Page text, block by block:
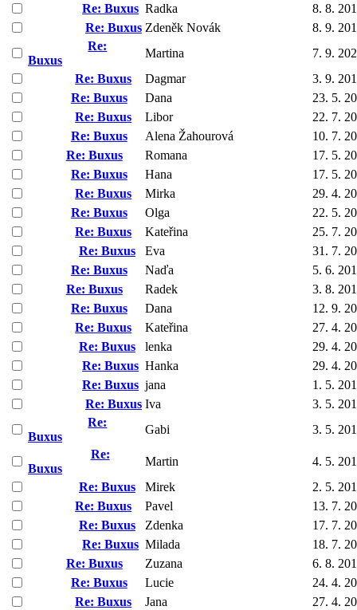
Re: Buxus Radka
8. 8.
Re: Buxus Zdeněk Novák
8. 9.
Re:
Buxus
Martina
7. 9.
Re: Buxus
Dagmar
3. 9.
Re: Buxus
Dana
23. 5.
Re: Buxus
Libor
22. 7.
Re: Buxus
Alena Žahourová
10. 7.
Re: Buxus
Romana
17. 5.
Re: Buxus
Hana
17. 5.
Re: Buxus
Mirka
29. 4.
Re: Buxus
Olga
22. 5.
Re: Buxus
Kateřina
25. 7.
Re: Buxus
Eva
31. 7.
Re: Buxus
Naďa
5. 6.
Re: Buxus
Radek
3. 8.
Re: Buxus
Dana
12. 9.
Re: Buxus
Kateřina
27. 4.
Re: Buxus
lenka
29. 4.
Re: Buxus Hanka
29. 4.
Re: Buxus jana
1. 5.
Re: Buxus Iva
3. 5.
Re:
Buxus
Gabi
3. 5.
Re:
Buxus
Martin
4. 5.
Re: Buxus
Mirek
2. 5.
Re: Buxus
Pavel
13. 7.
Re: Buxus
Zdenka
17. 7.
Re: Buxus Milada
18. 7.
Re: Buxus
Zuzana
6. 8.
Re: Buxus
Lucie
24. 4.
Re: Buxus
Jana
27. 4.